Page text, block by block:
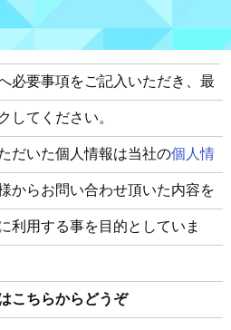
必要事項をご記入いただき、最
してください。
だいた個人情報は当社の個人情
からお問い合わせ頂いた内容を
利用する事を目的としていま
こちらからどうぞ